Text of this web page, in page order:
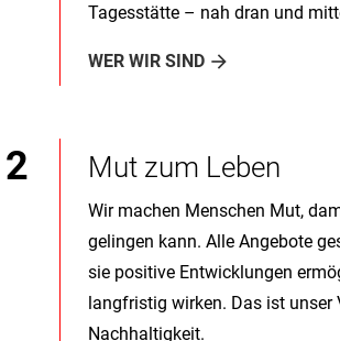
Tagesstätte – nah dran und
WER WIR SIND
Mut zum Leben
Wir machen Menschen Mut,
gelingen kann. Alle Angebote
sie positive Entwicklungen
langfristig wirken. Das ist unser
Nachhaltigkeit.